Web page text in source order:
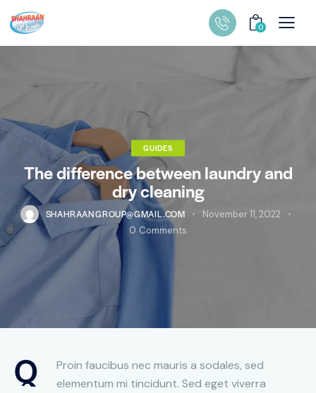
0
GUIDES
The difference between laundry and
dry cleaning
SHAHRAANGROUP@GMAIL.COM
November 11, 2022
0 Comments
Q
Proin faucibus nec mauris a sodales, sed
elementum mi tincidunt. Sed eget viverra